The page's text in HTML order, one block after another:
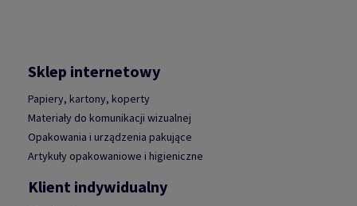
Sklep internetowy
Papiery, kartony, koperty
Materiały do komunikacji wizualnej
Opakowania i urządzenia pakujące
Artykuły opakowaniowe i higieniczne
Klient indywidualny